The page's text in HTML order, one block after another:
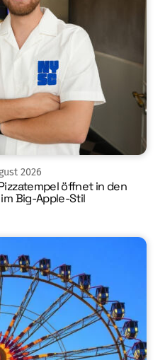
2026
öffnet in den
Big-Apple-Stil